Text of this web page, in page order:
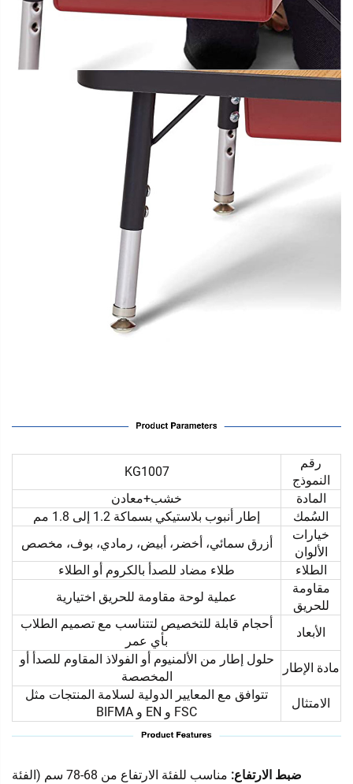
رقم
النموذج
KG1007
المادة
خشب+معادن
السُمك
إطار أنبوب بلاستيكي بسماكة 1.2 إلى 1.8 مم
خيارات
الألوان
أزرق سمائي، أخضر، أبيض، رمادي، بوف، مخصص
الطلاء
طلاء مضاد للصدأ بالكروم أو الطلاء
مقاومة
للحريق
عملية لوحة مقاومة للحريق اختيارية
الأبعاد
أحجام قابلة للتخصيص لتتناسب مع تصميم الطلاب
بأي عمر
مادة الإطار
حلول إطار من الألمنيوم أو الفولاذ المقاوم للصدأ أو
المخصصة
الامتثال
تتوافق مع المعايير الدولية لسلامة المنتجات مثل
FSC و EN و BIFMA
ضبط الارتفاع:
مناسب للفئة الارتفاع من 68-78 سم (الفئة